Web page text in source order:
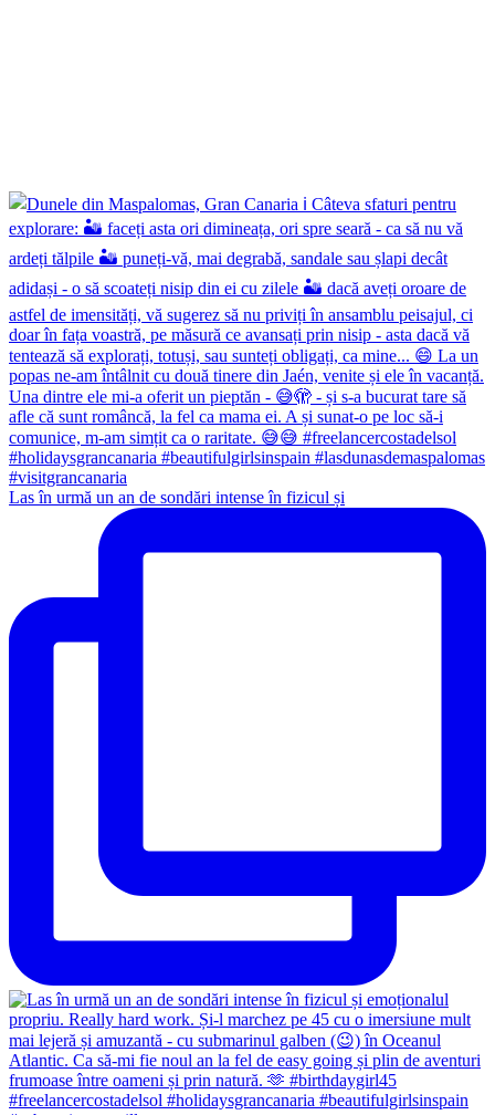
Las în urmă un an de sondări intense în fizicul și